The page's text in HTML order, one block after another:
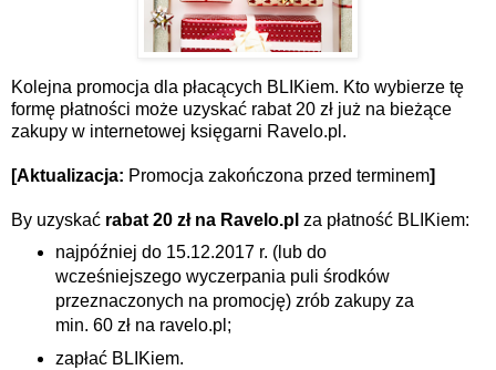
Kolejna promocja dla płacących BLIKiem. Kto wybierze tę
formę płatności może uzyskać rabat 20 zł już na bieżące
zakupy w internetowej księgarni Ravelo.pl.
[Aktualizacja: Promocja zakończona przed terminem]
By uzyskać rabat 20 zł na Ravelo.pl za płatność BLIKiem:
najpóźniej do 15.12.2017 r. (lub do
wcześniejszego wyczerpania puli środków
przeznaczonych na promocję) zrób zakupy za
min. 60 zł na ravelo.pl;
zapłać BLIKiem.